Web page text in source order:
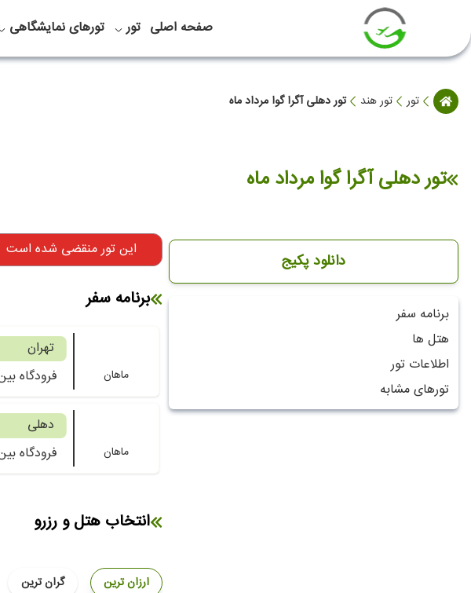
صفحه اصلی تور تورهای نمایشگاهی
تور تور هند تور دهلی آگرا گوا مرداد ماه
تور دهلی آگرا گوا مرداد ماه
دانلود پکیج
برنامه سفر
هتل ها
اطلاعات تور
تورهای مشابه
این تور منقضی شده است
برنامه سفر
ماهان
تهران
فرودگاه
ماهان
دهلی
فرودگاه
انتخاب هتل و رزرو
ارزان ترین گران ترین